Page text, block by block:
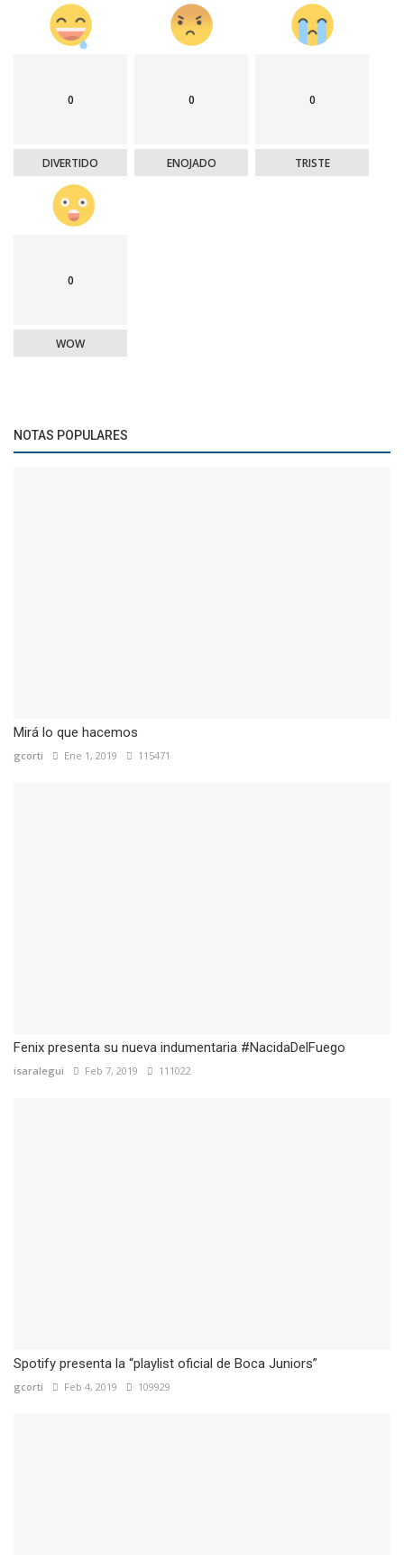
0
DIVERTIDO
0
ENOJADO
0
TRISTE
0
WOW
NOTAS POPULARES
Mirá lo que hacemos
gcorti Ene 1, 2019 115471
Fenix presenta su nueva indumentaria #NacidaDelFuego
isaralegui Feb 7, 2019 111022
Spotify presenta la “playlist oficial de Boca Juniors”
gcorti Feb 4, 2019 109929